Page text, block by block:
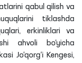
qabul qilish va
tiklashda
erkinliklari va
ahvoli bo‘yicha
Jo‘qorg‘i Kengesi,